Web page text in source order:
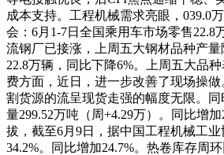
成本支持。工程机械需求亮眼，039.0
会：6月1-7日全国乘用车市场零售
流钢厂已接涨，上周五大钢材品种产
22.8万辆，同比下降6%。上周五大品
费方面，近日，进一步改善了现场操
割货源的流呈现货走强的幅度无限。
量299.52万吨（周+4.29万）。同比增
拔，截至6月9日，据中国工程机械工
34.2%。同比增加24.7%。热卷库存周